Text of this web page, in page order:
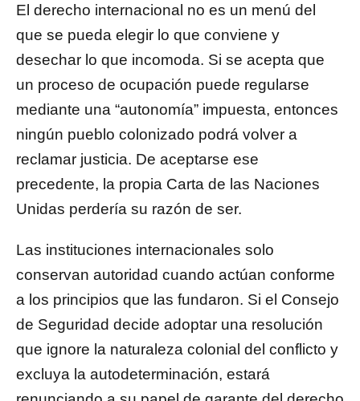
El derecho internacional no es un menú del
que se pueda elegir lo que conviene y
desechar lo que incomoda. Si se acepta que
un proceso de ocupación puede regularse
mediante una “autonomía” impuesta, entonces
ningún pueblo colonizado podrá volver a
reclamar justicia. De aceptarse ese
precedente, la propia Carta de las Naciones
Unidas perdería su razón de ser.
Las instituciones internacionales solo
conservan autoridad cuando actúan conforme
a los principios que las fundaron. Si el Consejo
de Seguridad decide adoptar una resolución
que ignore la naturaleza colonial del conflicto y
excluya la autodeterminación, estará